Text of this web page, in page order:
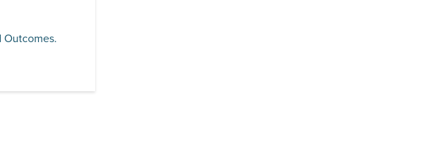
Outcomes.